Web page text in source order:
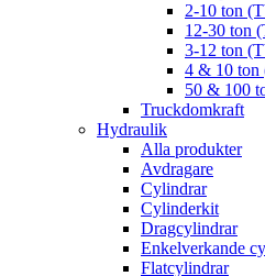
2-10 ton
12-30 ton
3-12 ton
4 & 10 ton
50 & 100
Truckdomkraft
Hydraulik
Alla produkter
Avdragare
Cylindrar
Cylinderkit
Dragcylindrar
Enkelverkande
Flatcylindrar